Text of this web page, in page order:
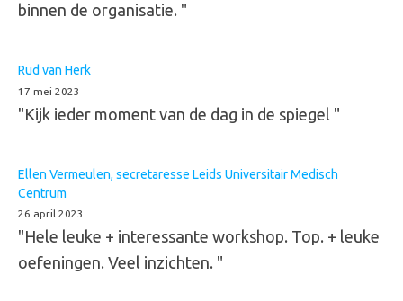
binnen de organisatie. "
Rud van Herk
17 mei 2023
"Kijk ieder moment van de dag in de spiegel "
Ellen Vermeulen, secretaresse Leids Universitair Medisch
Centrum
26 april 2023
"Hele leuke + interessante workshop. Top. + leuke
oefeningen. Veel inzichten. "